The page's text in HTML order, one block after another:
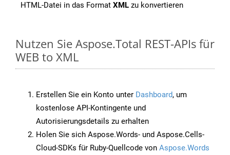
HTML-Datei in das Format XML zu konvertieren
Nutzen Sie Aspose.Total REST-APIs für
WEB to XML
Erstellen Sie ein Konto unter Dashboard, um
kostenlose API-Kontingente und
Autorisierungsdetails zu erhalten
Holen Sie sich Aspose.Words- und Aspose.Cells-
Cloud-SDKs für Ruby-Quellcode von Aspose.Words